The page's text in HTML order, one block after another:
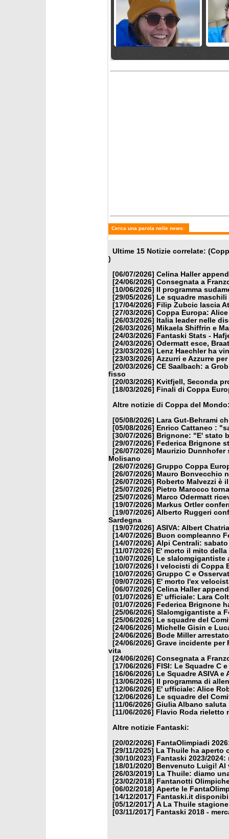
stagione 2026/2027
Cerca una parola nelle news:
Ultime 15 Notizie correlate:
)
[06/07/2026] Celina Haller
[24/06/2026] Consegnata a
[10/06/2026]
Il programma
[29/05/2026]
Le squadre maschili
[17/04/2026]
Filip Zubcic lascia
[27/03/2026] Coppa Europa:
[26/03/2026]
Italia leader nelle
[26/03/2026] Mikaela Shiffrin e
[24/03/2026]
Fantaski Stats -
[24/03/2026] Odermatt esce,
[23/03/2026]
Lenz Haechler ha
[23/03/2026] Azzurri e Azzurre
[20/03/2026] CE Saalbach: a
fisso
[20/03/2026]
Kvitfjell, Seconda
[18/03/2026]
Finali di Coppa
Altre notizie di Coppa del
[05/08/2026]
Lara Gut-Behrami
[05/08/2026]
Enrico Cattaneo :
[30/07/2026]
Brignone: "E' stato
[29/07/2026]
Federica Brignone
[26/07/2026] Maurizio Dunnhofer
Molisano
[26/07/2026] Gruppo Coppa
[26/07/2026] Mauro Bonvecchio
[26/07/2026]
Roberto Malvezzi è
[25/07/2026]
Pietro Marocco
[25/07/2026] Marco Odermatt
[19/07/2026] Markus Ortler
[19/07/2026] Alberto Ruggeri
Sardegna
[19/07/2026] ASIVA: Albert
[14/07/2026]
Buon compleanno
[14/07/2026] Alpi Centrali:
[11/07/2026]
E' morto il mito
[10/07/2026]
Le
[10/07/2026]
I velocisti di Coppa
[10/07/2026] Gruppo C e
[09/07/2026]
E' morto l'ex
[06/07/2026] Celina Haller
[01/07/2026]
E' ufficiale: Lara
[01/07/2026]
Federica Brignone
[25/06/2026] Slalomgigantiste a
[25/06/2026]
Le squadre del
[24/06/2026] Michelle Gisin e
[24/06/2026]
Bode Miller
[24/06/2026] Grave incidente per
vita
[24/06/2026] Consegnata a
[17/06/2026]
FISI: Le Squadre C
[16/06/2026]
Le Squadre ASIVA
[13/06/2026]
Il programma di
[12/06/2026]
E' ufficiale: Alice
[12/06/2026]
Le squadre del
[11/06/2026] Giulia Albano saluta
[11/06/2026]
Flavio Roda rieletto
Altre notizie Fantaski:
[20/02/2026]
FantaOlimpiadi
[29/11/2025]
La Thuile ha aperto
[30/10/2023]
Fantaski 2023/
[18/01/2020]
Benvenuto Luigi! Al
[26/03/2019]
La Thuile: diamo
[23/02/2018]
Fantanotti
[06/02/2018] Aperte le
[14/12/2017]
Fantaski.it
[05/12/2017] A La Thuile
[03/11/2017]
Fantaski 2018 -